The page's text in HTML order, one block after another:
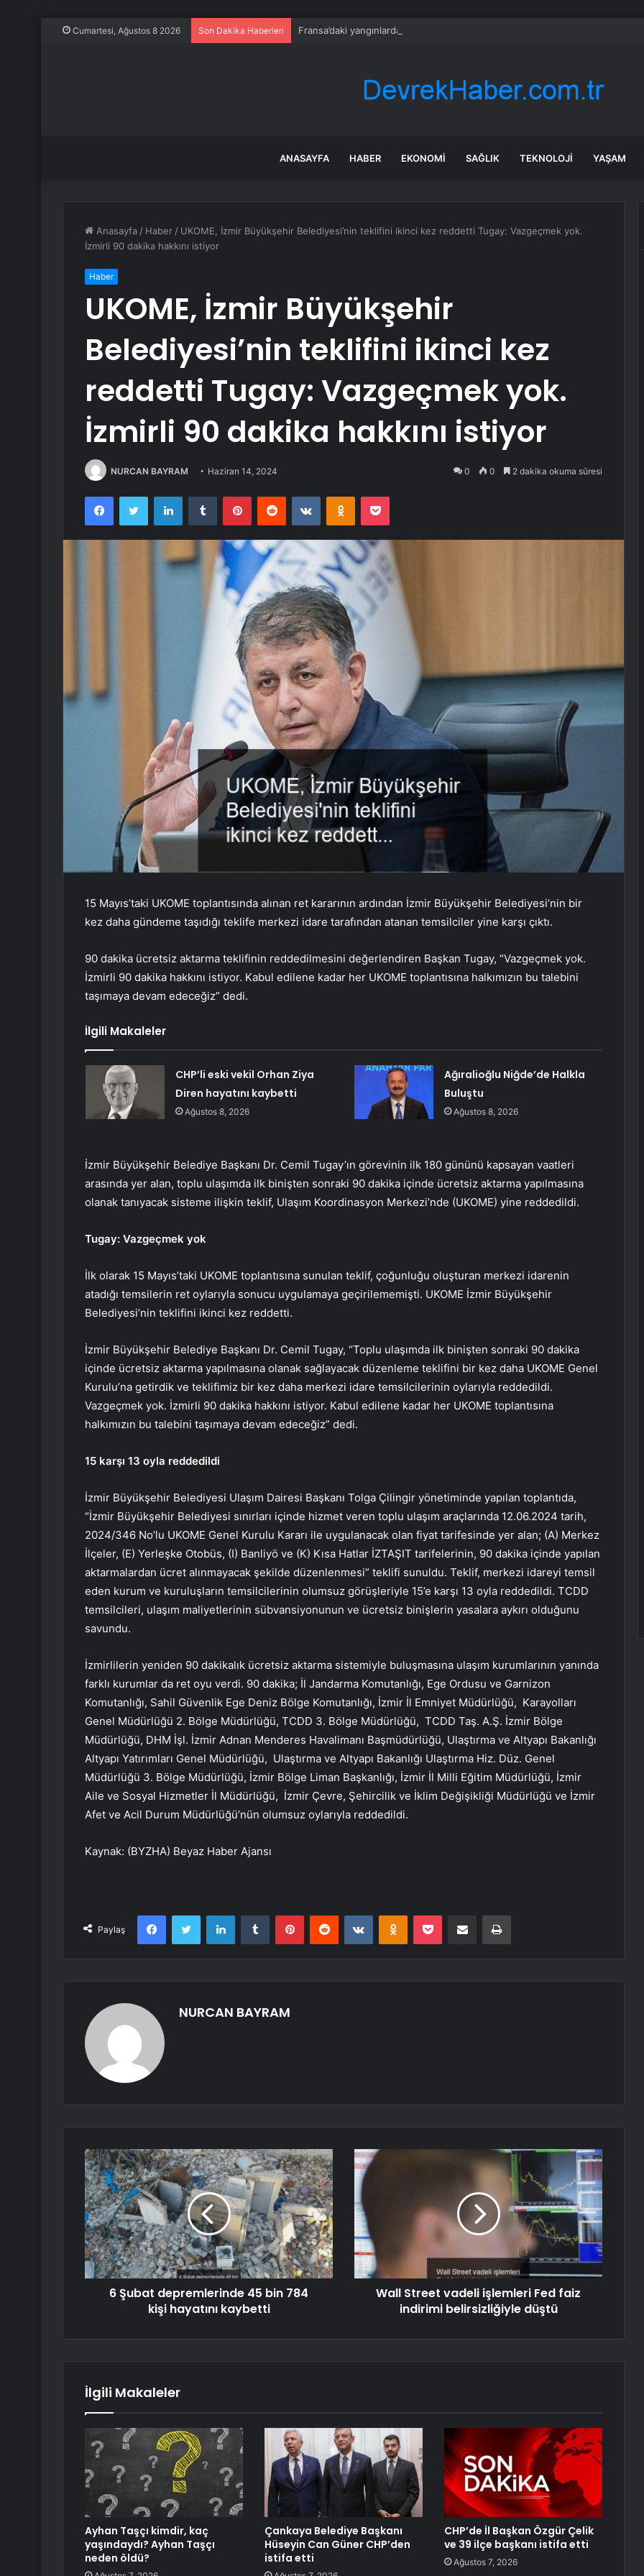
Cumartesi, Ağustos 8 2026 Son Dakika Haberleri Fransa’daki yangınlarda 4 itfaiye eri hayatını kaybetti
ANASAYFA HABER EKONOMI SAĞLIK TEKNOLOJI YAŞAM
Anasayfa / Haber / UKOME, İzmir Büyükşehir Belediyesi’nin teklifini ikinci kez reddetti Tugay: Vazgeçmek yok.
İzmirli 90 dakika hakkını istiyor
Haber
UKOME, İzmir Büyükşehir
Belediyesi’nin teklifini ikinci kez
reddetti Tugay: Vazgeçmek yok.
İzmirli 90 dakika hakkını istiyor
NURCAN BAYRAM Haziran 14, 2024 0 0 2 dakika okuma süresi
FacebookTwitter LinkedInTumblr PinterestReddit VKontakteOdnoklassniki
Pocket
15 Mayıs’taki UKOME toplantısında alınan ret kararının ardından İzmir Büyükşehir Belediyesi’nin bir
kez daha gündeme taşıdığı teklife merkezi idare tarafından atanan temsilciler yine karşı çıktı.
90 dakika ücretsiz aktarma teklifinin reddedilmesini değerlendiren Başkan Tugay, “Vazgeçmek yok.
İzmirli 90 dakika hakkını istiyor. Kabul edilene kadar her UKOME toplantısına halkımızın bu talebini
taşımaya devam edeceğiz” dedi.
İlgili Makaleler
CHP’li eski vekil Orhan Ziya
Diren hayatını kaybetti
Ağustos 8, 2026
Ağıralioğlu Niğde’de Halkla
Buluştu
Ağustos 8, 2026
İzmir Büyükşehir Belediye Başkanı Dr. Cemil Tugay’ın görevinin ilk 180 gününü kapsayan vaatleri
arasında yer alan, toplu ulaşımda ilk binişten sonraki 90 dakika içinde ücretsiz aktarma yapılmasına
olanak tanıyacak sisteme ilişkin teklif, Ulaşım Koordinasyon Merkezi’nde (UKOME) yine reddedildi.
Tugay: Vazgeçmek yok
İlk olarak 15 Mayıs’taki UKOME toplantısına sunulan teklif, çoğunluğu oluşturan merkezi idarenin
atadığı temsilerin ret oylarıyla sonucu uygulamaya geçirilememişti. UKOME İzmir Büyükşehir
Belediyesi’nin teklifini ikinci kez reddetti.
İzmir Büyükşehir Belediye Başkanı Dr. Cemil Tugay, “Toplu ulaşımda ilk binişten sonraki 90 dakika
içinde ücretsiz aktarma yapılmasına olanak sağlayacak düzenleme teklifini bir kez daha UKOME Genel
Kurulu’na getirdik ve teklifimiz bir kez daha merkezi idare temsilcilerinin oylarıyla reddedildi.
Vazgeçmek yok. İzmirli 90 dakika hakkını istiyor. Kabul edilene kadar her UKOME toplantısına
halkımızın bu talebini taşımaya devam edeceğiz” dedi.
15 karşı 13 oyla reddedildi
İzmir Büyükşehir Belediyesi Ulaşım Dairesi Başkanı Tolga Çilingir yönetiminde yapılan toplantıda,
“İzmir Büyükşehir Belediyesi sınırları içinde hizmet veren toplu ulaşım araçlarında 12.06.2024 tarih,
2024/346 No’lu UKOME Genel Kurulu Kararı ile uygulanacak olan fiyat tarifesinde yer alan; (A) Merkez
İlçeler, (E) Yerleşke Otobüs, (I) Banliyö ve (K) Kısa Hatlar İZTAŞIT tarifelerinin, 90 dakika içinde yapılan
aktarmalardan ücret alınmayacak şekilde düzenlenmesi” teklifi sunuldu. Teklif, merkezi idareyi temsil
eden kurum ve kuruluşların temsilcilerinin olumsuz görüşleriyle 15’e karşı 13 oyla reddedildi. TCDD
temsilcileri, ulaşım maliyetlerinin sübvansiyonunun ve ücretsiz binişlerin yasalara aykırı olduğunu
savundu.
İzmirlilerin yeniden 90 dakikalık ücretsiz aktarma sistemiyle buluşmasına ulaşım kurumlarının yanında
farklı kurumlar da ret oyu verdi. 90 dakika; İl Jandarma Komutanlığı, Ege Ordusu ve Garnizon
Komutanlığı, Sahil Güvenlik Ege Deniz Bölge Komutanlığı, İzmir İl Emniyet Müdürlüğü, Karayolları
Genel Müdürlüğü 2. Bölge Müdürlüğü, TCDD 3. Bölge Müdürlüğü, TCDD Taş. A.Ş. İzmir Bölge
Müdürlüğü, DHM İşl. İzmir Adnan Menderes Havalimanı Başmüdürlüğü, Ulaştırma ve Altyapı Bakanlığı
Altyapı Yatırımları Genel Müdürlüğü, Ulaştırma ve Altyapı Bakanlığı Ulaştırma Hiz. Düz. Genel
Müdürlüğü 3. Bölge Müdürlüğü, İzmir Bölge Liman Başkanlığı, İzmir İl Milli Eğitim Müdürlüğü, İzmir
Aile ve Sosyal Hizmetler İl Müdürlüğü, İzmir Çevre, Şehircilik ve İklim Değişikliği Müdürlüğü ve İzmir
Afet ve Acil Durum Müdürlüğü’nün olumsuz oylarıyla reddedildi.
Kaynak: (BYZHA) Beyaz Haber Ajansı
Paylaş
FacebookTwitter LinkedInTumblr PinterestReddit VKontakteOdnoklassniki
Pocket E-Posta ile paylaş Yazdır
NURCAN BAYRAM
6 Şubat depremlerinde 45 bin 784
kişi hayatını kaybetti
Wall Street vadeli işlemleri Fed faiz
indirimi belirsizliğiyle düştü
İlgili Makaleler
Ayhan Taşçı kimdir, kaç
yaşındaydı? Ayhan Taşçı
neden öldü?
Çankaya Belediye Başkanı
Hüseyin Can Güner CHP’den
istifa etti
CHP’de İl Başkan Özgür Çelik
ve 39 ilçe başkanı istifa etti
Ağustos 7, 2026